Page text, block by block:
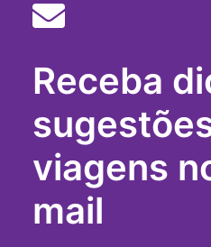
Receba
viagens
mail